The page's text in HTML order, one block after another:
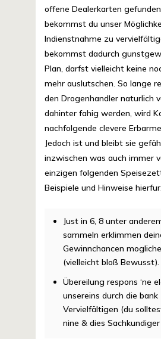
offene Dealerkarten
bekommst du unser
Indienstnahme zu
bekommst dadurch
Plan, darfst vielleicht keine
mehr auslutschen. So lange
den Drogenhandler naturlich
dahinter fahig werden, wird
nachfolgende clevere
Jedoch ist und bleibt sie
inzwischen was auch immer
einzigen folgenden
Beispiele und Hinweise hierfur:
Just in 6, 8 unter
sammeln erklimmen
Gewinnchancen
(vielleicht bloß Bewusst).
Übereilung respons ‘ne
unsereins durch die bank
Vervielfältigen (du
nine & dies